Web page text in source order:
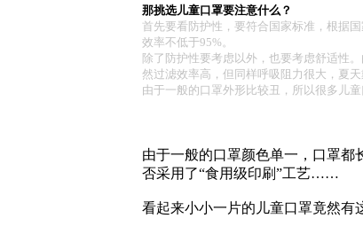
那挑选儿童口罩要注意什么？
首先要看防护性，要符合国家标准，根据
效率不低于95%。
除了防护性要考虑以外，也要考虑舒适性
然过滤效率高，但同样呼吸阻力很大，夏天
由于一般的口罩外形比较丑，所以很多儿
由于一般的口罩颜色单一，口罩都
否采用了“食用级印刷”工艺……
看起来小小一片的儿童口罩竟然有